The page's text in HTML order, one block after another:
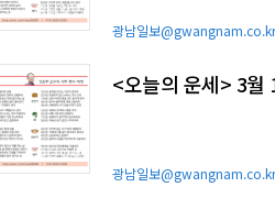
광남일보
<오늘의 운세> 3월
광남일보